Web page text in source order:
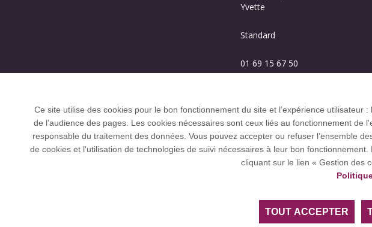
Yvette
Standard
01 69 15 67 50
L’Université Paris-Saclay coordonne l'Alliance européenne EUGLOH
Ce site utilise des cookies pour le bon fonctionnement du site et l’expérience
de l’audience des pages. Les cookies nécessaires sont ceux liés au fonctionnement
responsable du traitement des données. Vous pouvez accepter ou refuser l’ensemble
de cookies et l'utilisation de technologies de suivi nécessaires à leur bon
cliquant sur le lien « Gestion des
TOUT ACCEPTER